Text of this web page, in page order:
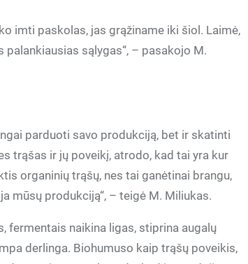
imti paskolas, jas grąžiname iki šiol. Laimė,
sąlygas“, – pasakojo M.
parduoti savo produkciją, bet ir skatinti
trąšas ir jų poveikį, atrodo, kad tai yra kur
organinių trąšų, nes tai ganėtinai brangu,
mūsų produkciją“, – teigė M. Miliukas.
fermentais naikina ligas, stiprina augalų
derlinga. Biohumuso kaip trąšų poveikis,